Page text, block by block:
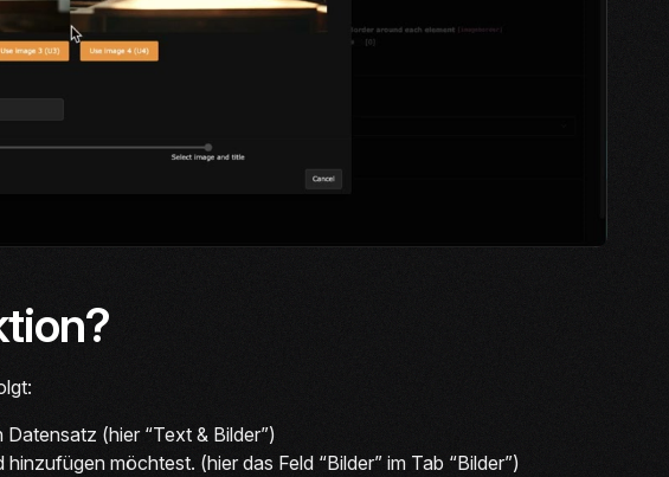
(hier “Text & Bilder”)
möchtest. (hier das Feld “Bilder” im Tab “Bilder”)